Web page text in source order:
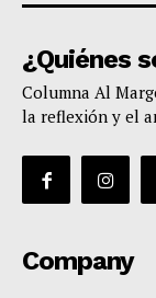
¿Quiénes
Columna Al
la reflexión y el
Company